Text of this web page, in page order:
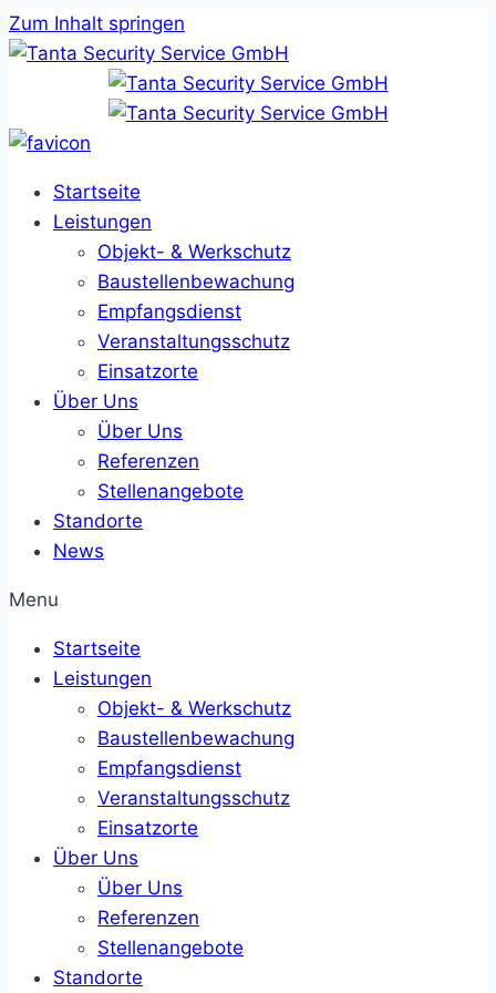
Zum Inhalt springen
Startseite
Leistungen
Objekt- & Werkschutz
Baustellenbewachung
Empfangsdienst
Veranstaltungsschutz
Einsatzorte
Über Uns
Über Uns
Referenzen
Stellenangebote
Standorte
News
Menu
Startseite
Leistungen
Objekt- & Werkschutz
Baustellenbewachung
Empfangsdienst
Veranstaltungsschutz
Einsatzorte
Über Uns
Über Uns
Referenzen
Stellenangebote
Standorte